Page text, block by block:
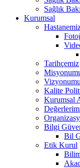
Sağlık
Kurumsal
Tarihçemiz
Kalite
Kurumsal
Bilgi
Bil
Etik Kurul